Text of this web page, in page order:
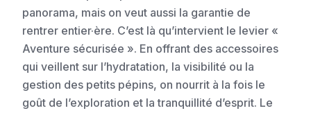
panorama, mais on veut aussi la garantie de
rentrer entier·ère. C’est là qu’intervient le levier «
Aventure sécurisée ». En offrant des accessoires
qui veillent sur l’hydratation, la visibilité ou la
gestion des petits pépins, on nourrit à la fois le
goût de l’exploration et la tranquillité d’esprit. Le